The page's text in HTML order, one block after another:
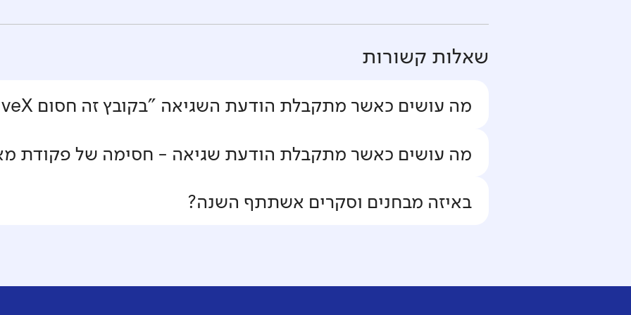
שאלות קשורות
מה עושים כאשר מתקבלת הודעת השגיאה "בקובץ זה חסום ActiveX"?
מה עושים כאשר מתקבלת הודעת שגיאה - חסימה של פקודת
באיזה מבחנים וסקרים אשתתף השנה?